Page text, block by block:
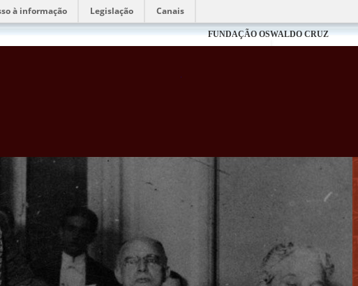
à informação Legislação Canais
FUNDAÇÃO OSWALDO CRUZ